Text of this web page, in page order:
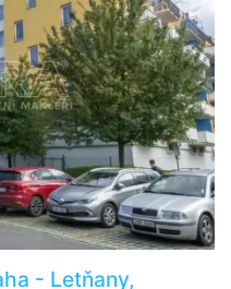
- Letňany,